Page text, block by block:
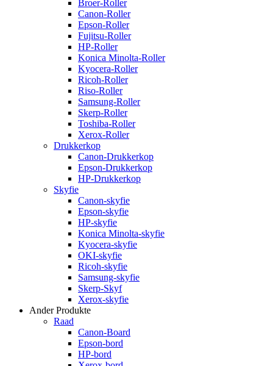
Broer-Roller
Canon-Roller
Epson-Roller
Fujitsu-Roller
HP-Roller
Konica Minolta-Roller
Kyocera-Roller
Ricoh-Roller
Riso-Roller
Samsung-Roller
Skerp-Roller
Toshiba-Roller
Xerox-Roller
Drukkerkop
Canon-Drukkerkop
Epson-Drukkerkop
HP-Drukkerkop
Skyfie
Canon-skyfie
Epson-skyfie
HP-skyfie
Konica Minolta-skyfie
Kyocera-skyfie
OKI-skyfie
Ricoh-skyfie
Samsung-skyfie
Skerp-Skyf
Xerox-skyfie
Ander Produkte
Raad
Canon-Board
Epson-bord
HP-bord